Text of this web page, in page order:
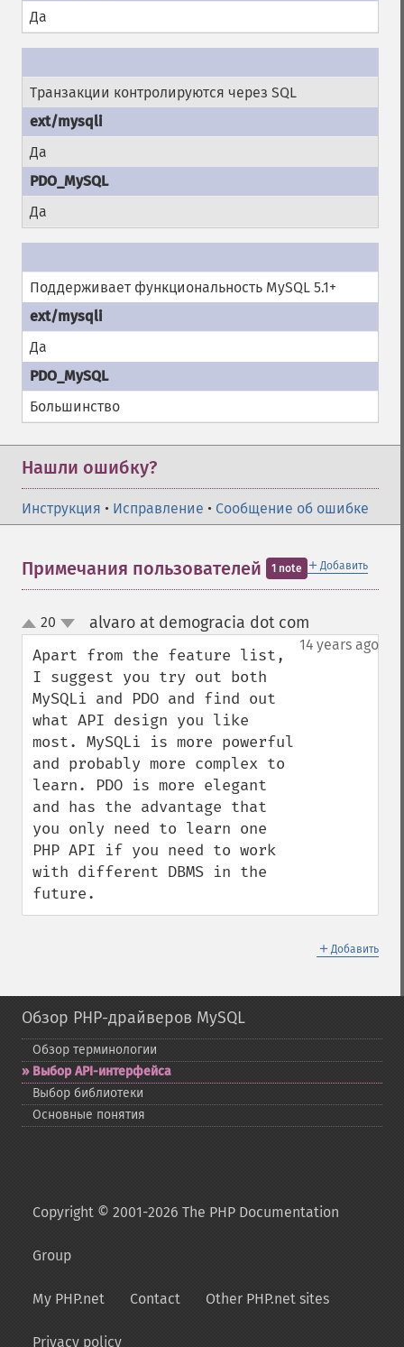
Да
Транзакции контролируются через SQL
Да
Да
Поддерживает функциональность MySQL 5.1+
Да
Большинство
Нашли ошибку?
Инструкция • Исправление • Сообщение об ошибке
＋ Добавить
Примечания пользователей 1 note
up
down
20 alvaro at demogracia dot com
14 years ago
Apart from the feature list,
I suggest you try out both
MySQLi and PDO and find out
what API design you like
most. MySQLi is more powerful
and probably more complex to
learn. PDO is more elegant
and has the advantage that
you only need to learn one
PHP API if you need to work
with different DBMS in the
future.
＋ Добавить
Обзор PHP-драйверов MySQL
Обзор терминологии
Выбор API-​интерфейса
Выбор библиотеки
Основные понятия
Copyright © 2001-2026 The PHP Documentation
Group
My PHP.net Contact Other PHP.net sites
Privacy policy